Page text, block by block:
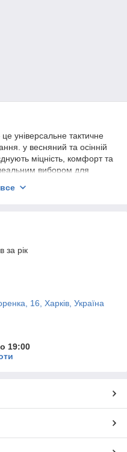
універсальне тактичне
у весняний та осінній
міцність, комфорт та
вибором для
конструкції. від вологи,
військових
щоденному
конструкція;
за рік
16, Харків, Україна
19:00